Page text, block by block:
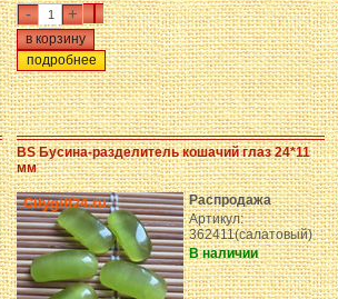
- +
подробнее
BS Бусина-разделитель кошачий глаз 24*11
мм
Распродажа
Артикул:
362411(салатовый)
В наличии